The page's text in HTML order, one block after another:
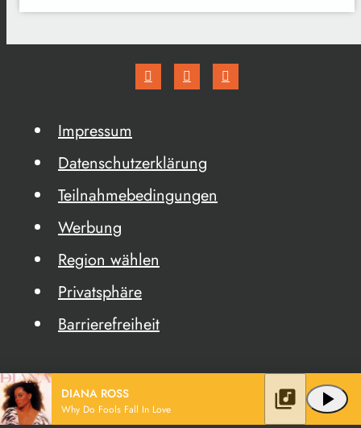
Impressum
Datenschutzerklärung
Teilnahmebedingungen
Werbung
Region wählen
Privatsphäre
Barrierefreiheit
DIANA ROSS
Why Do Fools Fall In Love play_arrow
library_music